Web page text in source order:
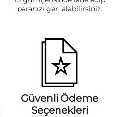
paranızı geri alabilirsiniz.
Güvenli Ödeme
Seçenekleri